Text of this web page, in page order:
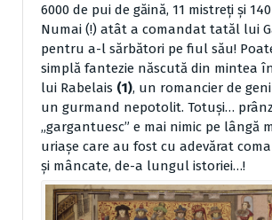
6000 de pui de găină, 11 mistreţi şi
Numai (!) atât a comandat tatăl lui
pentru a-l sărbători pe fiul său!
simplă fantezie născută din mintea
lui Rabelais (1), un romancier de
un gurmand nepotolit. Totuşi…
„gargantuesc” e mai nimic pe lângă
uriaşe care au fost cu adevărat
şi mâncate, de-a lungul istoriei…!